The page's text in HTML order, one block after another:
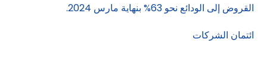
القروض إلى الودائع نحو 63% بنهاية مارس 2024.
ائتمان الشركات